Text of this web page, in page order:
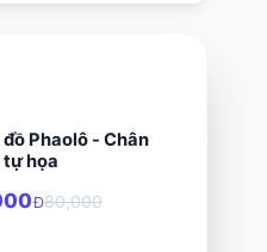
đồ Phaolô - Chân
tự họa
Đ80,000